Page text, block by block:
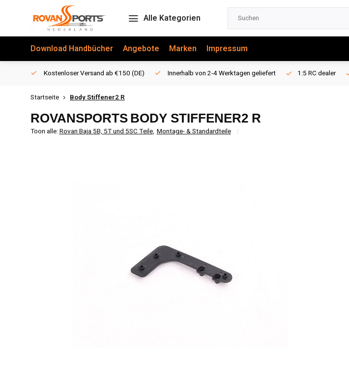
Alle Kategorien
Download Handbücher Angebote Marken Impressum
Kostenloser Versand ab €150 (DE) Innerhalb von 2-4 Werktagen geliefert 1:5 RC dealer
Startseite Body Stiffener2 R
ROVANSPORTS BODY STIFFENER2 R
Toon alle:Rovan Baja 5B, 5T und 5SC Teile, Montage- & Standardteile